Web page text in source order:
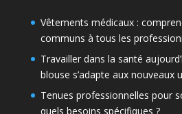
Vêtements médicaux :
communs à tous les
Travailler dans la santé
blouse s’adapte aux nouveaux
Tenues professionnelles pour
quels besoins spécifiques ?